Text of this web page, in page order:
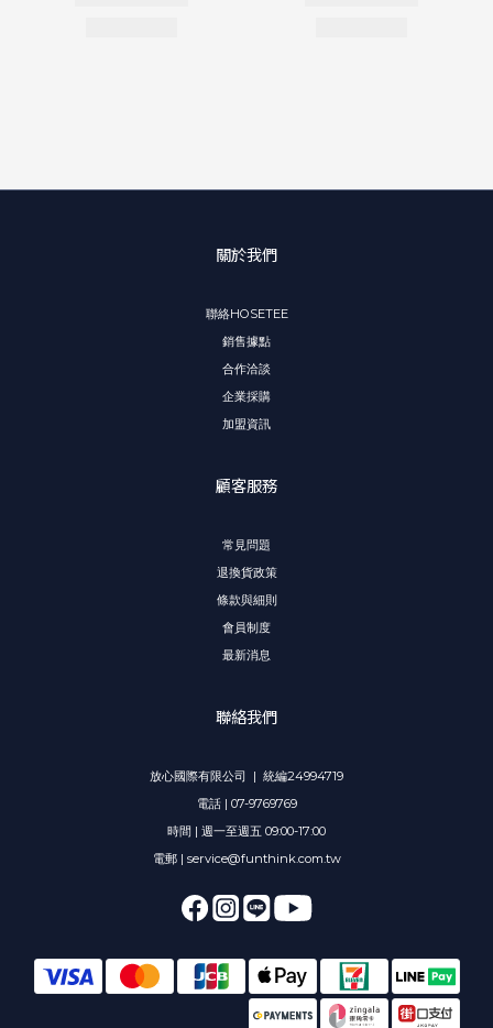
關於我們
聯絡HOSETEE
銷售據點
合作洽談
企業採購
加盟資訊
顧客服務
常見問題
退換貨政策
條款與細則
會員制度
最新消息
聯絡我們
放心國際有限公司 | 統編24994719
電話 | 07-9769769
時間 | 週一至週五 09:00-17:00
電郵 | service@funthink.com.tw